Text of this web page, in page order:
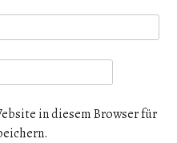
in diesem Browser für